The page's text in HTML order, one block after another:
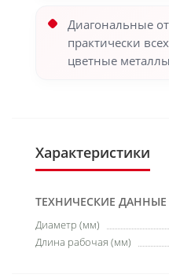
Диагональные
практически
цветные
Характеристики
ТЕХНИЧЕСКИЕ ДАННЫЕ
Диаметр (мм)
Длина рабочая (мм)